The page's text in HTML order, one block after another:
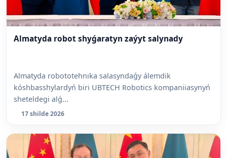
Almatyda robot shyǵaratyn zaýyt salynady
Almatyda robototehnika salasyndaǵy álemdik
kóshbasshylardyń biri UBTECH Robotics kompaniiasynyń
sheteldegi alǵ...
17 shilde 2026